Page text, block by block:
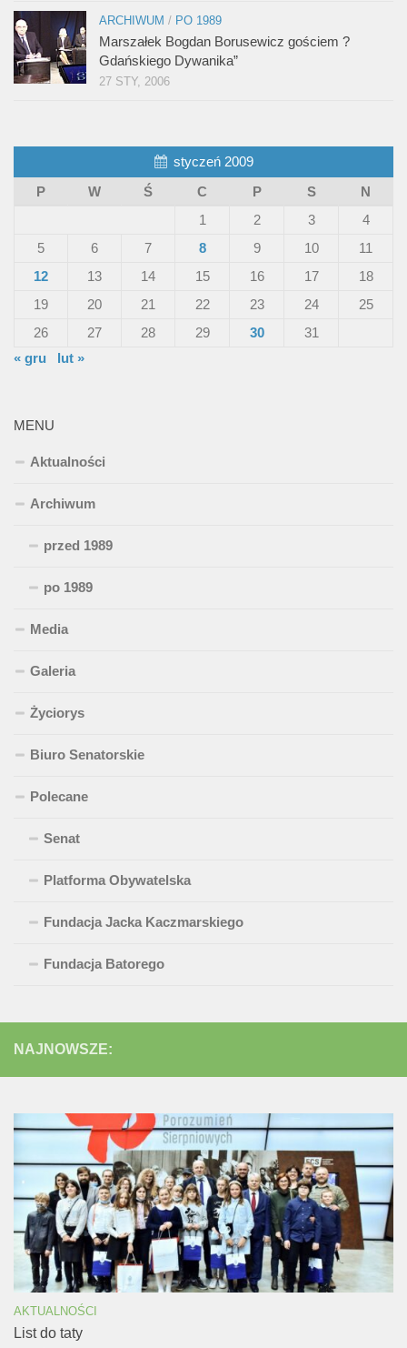
ARCHIWUM / PO 1989
Marszałek Bogdan Borusewicz gościem ?
Gdańskiego Dywanika”
27 STY, 2006
styczeń 2009
P
W Ś C P S
N
1
2 3
4
5
6 7 8 9 10
11
12
13 14 15 16 17
18
19
20 21 22 23 24
25
26
27 28 29 30
31
« gru
lut »
MENU
Aktualności
Archiwum
przed 1989
po 1989
Media
Galeria
Życiorys
Biuro Senatorskie
Polecane
Senat
Platforma Obywatelska
Fundacja Jacka Kaczmarskiego
Fundacja Batorego
NAJNOWSZE:
AKTUALNOŚCI
List do taty